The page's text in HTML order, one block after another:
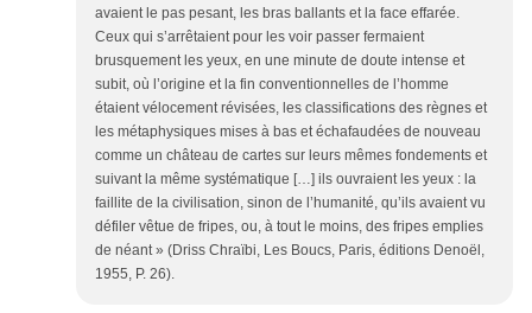
avaient le pas pesant, les bras ballants et la face effarée.
Ceux qui s’arrêtaient pour les voir passer fermaient
brusquement les yeux, en une minute de doute intense et
subit, où l’origine et la fin conventionnelles de l’homme
étaient vélocement révisées, les classifications des règnes et
les métaphysiques mises à bas et échafaudées de nouveau
comme un château de cartes sur leurs mêmes fondements et
suivant la même systématique […] ils ouvraient les yeux : la
faillite de la civilisation, sinon de l’humanité, qu’ils avaient vu
défiler vêtue de fripes, ou, à tout le moins, des fripes emplies
de néant » (Driss Chraïbi, Les Boucs, Paris, éditions Denoël,
1955, P. 26).